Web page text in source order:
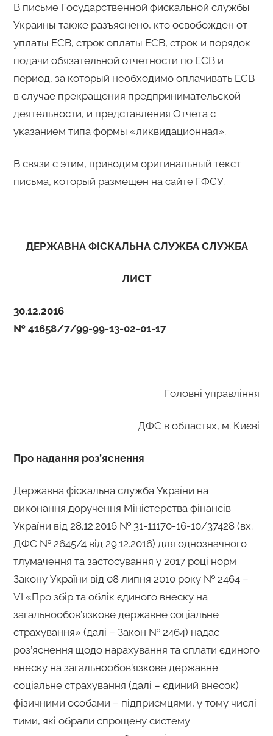
В письме Государственной фискальной службы
Украины также разъяснено, кто освобожден от
уплаты ЕСВ, строк оплаты ЕСВ, строк и порядок
подачи обязательной отчетности по ЕСВ и
период, за который необходимо оплачивать ЕСВ
в случае прекращения предпринимательской
деятельности, и представления Отчета с
указанием типа формы «ликвидационная».
В связи с этим, приводим оригинальный текст
письма, который размещен на сайте ГФСУ.
ДЕРЖАВНА ФІСКАЛЬНА СЛУЖБА СЛУЖБА
ЛИСТ
30.12.2016
№ 41658/7/99-99-13-02-01-17
Головні управління
ДФС в областях, м. Києві
Про надання роз’яснення
Державна фіскальна служба України на
виконання доручення Міністерства фінансів
України від 28.12.2016 № 31-11170-16-10/37428 (вх.
ДФС № 2645/4 від 29.12.2016) для однозначного
тлумачення та застосування у 2017 році норм
Закону України від 08 липня 2010 року № 2464 –
VI «Про збір та облік єдиного внеску на
загальнообов’язкове державне соціальне
страхування» (далі – Закон № 2464) надає
роз’яснення щодо нарахування та сплати єдиного
внеску на загальнообов’язкове державне
соціальне страхування (далі – єдиний внесок)
фізичними особами – підприємцями, у тому числі
тими, які обрали спрощену систему